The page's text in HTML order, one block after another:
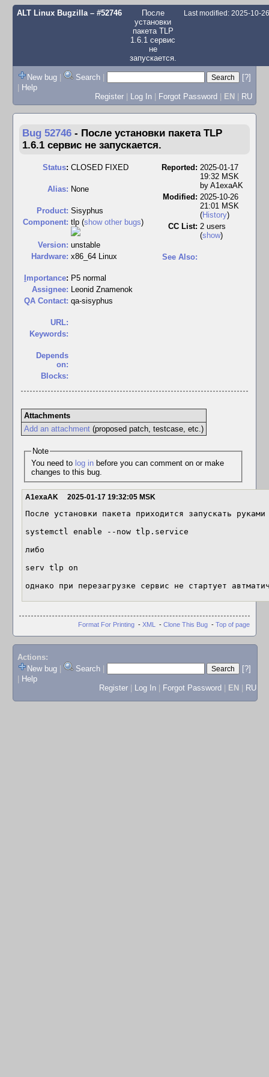
ALT Linux Bugzilla– #52746
После
установки
пакета TLP
1.6.1 сервис
не
запускается.
Last modified: 2025-10-
New bug | Search |
[?]
| Help
Register | Log In | Forgot Password | EN | RU
Bug 52746 - После установки пакета TLP
1.6.1 сервис не запускается.
Status: CLOSED FIXED
Alias: None
Product: Sisyphus
Component: tlp (show other bugs)
Version: unstable
Hardware: x86_64 Linux
mportance: P5 normal
Assignee: Leonid Znamenok
QA Contact: qa-sisyphus
URL:
Keywords:
Depends
on:
Blocks:
Reported: 2025-01-17
19:32 MSK
by A1exaAK
Modified: 2025-10-26
21:01 MSK
(History)
CC List: 2 users
(show)
See Also:
Attachments
Add an attachment(proposed patch, testcase, etc.)
Note
You need to log inbefore you can comment on or make
changes to this bug.
A1exaAK 2025-01-17 19:32:05 MSK
После установки пакета приходится запускать руками
systemctl enable --now tlp.service
либо
serv tlp on
однако при перезагрузке сервис не стартует
Format For Printing - XML - Clone This Bug - Top of page
Actions:
New bug
Search
[?]
Help
Register
Log In Forgot Password EN RU